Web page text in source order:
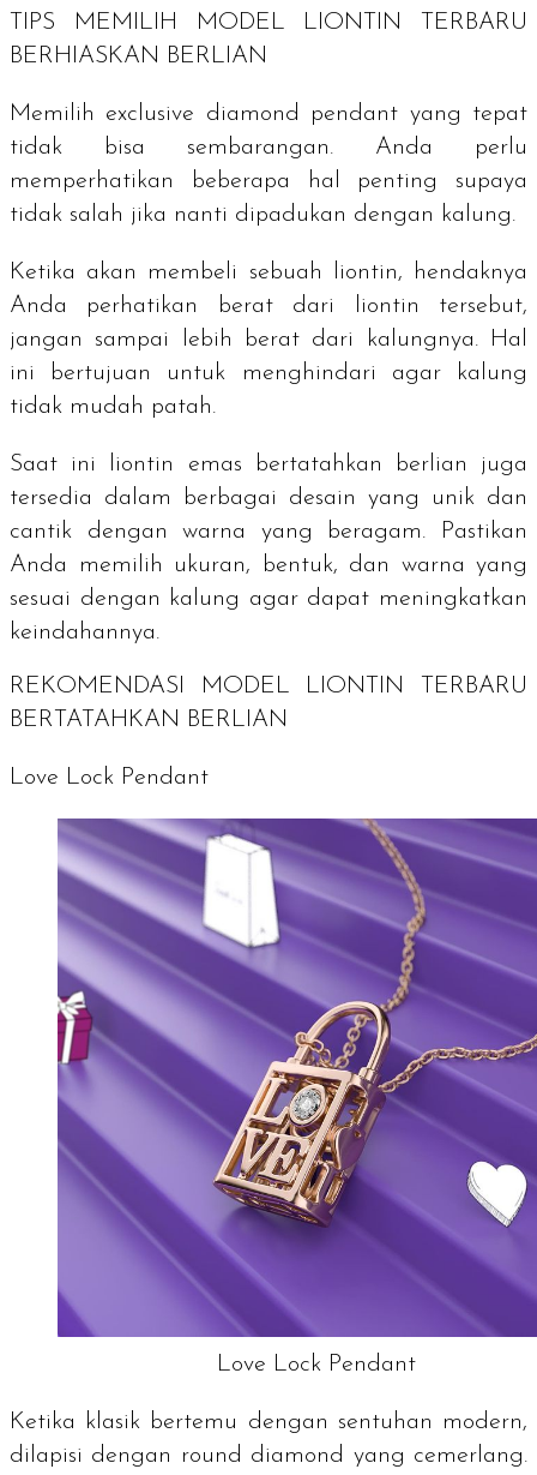
TIPS MEMILIH MODEL LIONTIN TERBARU
BERHIASKAN BERLIAN
Memilih exclusive diamond pendant yang tepat
tidak bisa sembarangan. Anda perlu
memperhatikan beberapa hal penting supaya
tidak salah jika nanti dipadukan dengan kalung.
Ketika akan membeli sebuah liontin, hendaknya
Anda perhatikan berat dari liontin tersebut,
jangan sampai lebih berat dari kalungnya. Hal
ini bertujuan untuk menghindari agar kalung
tidak mudah patah.
Saat ini liontin emas bertatahkan berlian juga
tersedia dalam berbagai desain yang unik dan
cantik dengan warna yang beragam. Pastikan
Anda memilih ukuran, bentuk, dan warna yang
sesuai dengan kalung agar dapat meningkatkan
keindahannya.
REKOMENDASI MODEL LIONTIN TERBARU
BERTATAHKAN BERLIAN
Love Lock Pendant
Love Lock Pendant
Ketika klasik bertemu dengan sentuhan modern,
dilapisi dengan round diamond yang cemerlang.